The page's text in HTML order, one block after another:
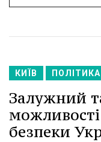
КИЇВ ПОЛІТИКА
Залужний
безпеки